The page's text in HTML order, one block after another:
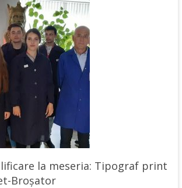
la meseria: Tipograf print
Broșator